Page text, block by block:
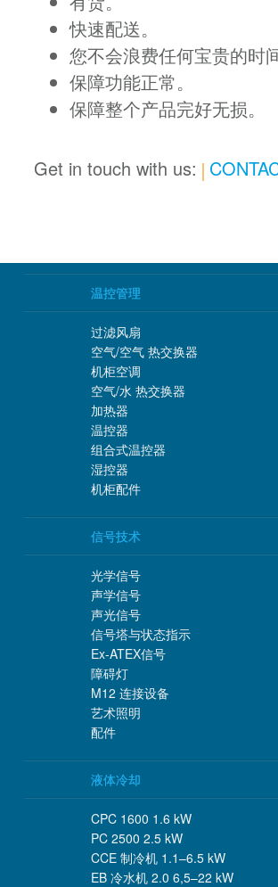
快速配送。
您不会浪费任何宝贵的时间
保障功能正常。
保障整个产品完好无损。
Get in touch with us:
温控管理
过滤风扇
空气/空气 热交换器
机柜空调
空气/水 热交换器
加热器
温控器
组合式温控器
湿控器
机柜配件
信号技术
光学信号
声学信号
声光信号
信号塔与状态指示
Ex-ATEX信号
障碍灯
M12 连接设备
艺术照明
配件
液体冷却
CPC 1600 1.6 kW
PC 2500 2.5 kW
CCE 制冷机 1.1–6.5 kW
EB 冷水机 2.0 6,5–22 kW